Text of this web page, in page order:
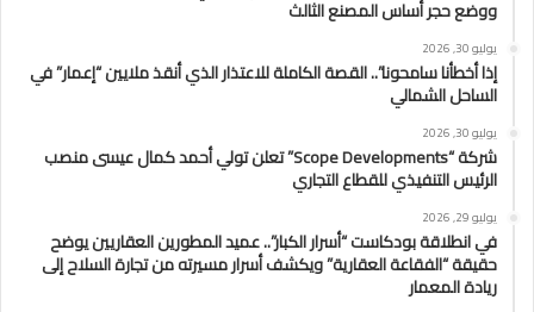
ووضع حجر أساس المصنع الثالث
يوليو 30, 2026
إذا أخطأنا سامحونا”.. القصة الكاملة للاعتذار الذي أنقذ ملايين “إعمار” في
الساحل الشمالي
يوليو 30, 2026
شركة “Scope Developments” تعلن تولي أحمد كمال عيسى منصب
الرئيس التنفيذي للقطاع التجاري
يوليو 29, 2026
في انطلاقة بودكاست “أسرار الكبار”.. عميد المطورين العقاريين يوضح
حقيقة “الفقاعة العقارية” ويكشف أسرار مسيرته من تجارة السلاح إلى
ريادة المعمار